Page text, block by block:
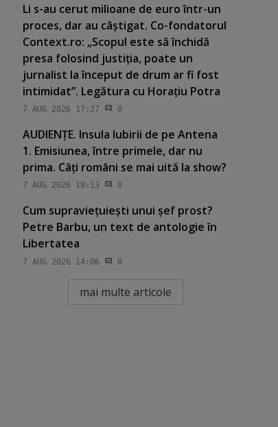
Li s-au cerut milioane de euro într-un
proces, dar au câştigat. Co-fondatorul
Context.ro: „Scopul este să închidă
presa folosind justiţia, poate un
jurnalist la început de drum ar fi fost
intimidat”. Legătura cu Horaţiu Potra
7 AUG 2026 17:27 0
AUDIENŢE. Insula Iubirii de pe Antena
1. Emisiunea, între primele, dar nu
prima. Câţi români se mai uită la show?
7 AUG 2026 19:13 0
Cum supravieţuieşti unui şef prost?
Petre Barbu, un text de antologie în
Libertatea
7 AUG 2026 14:06 0
mai multe articole